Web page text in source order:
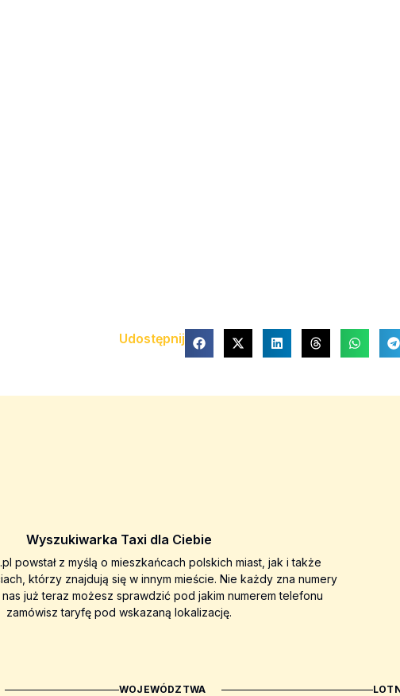
Udostępnij
Wyszukiwarka Taxi dla Ciebie
powstał z myślą o mieszkańcach polskich miast, jak i także
którzy znajdują się w innym mieście. Nie każdy zna numery
już teraz możesz sprawdzić pod jakim numerem telefonu
zamówisz taryfę pod wskazaną lokalizację.
WOJEWÓDZTWA